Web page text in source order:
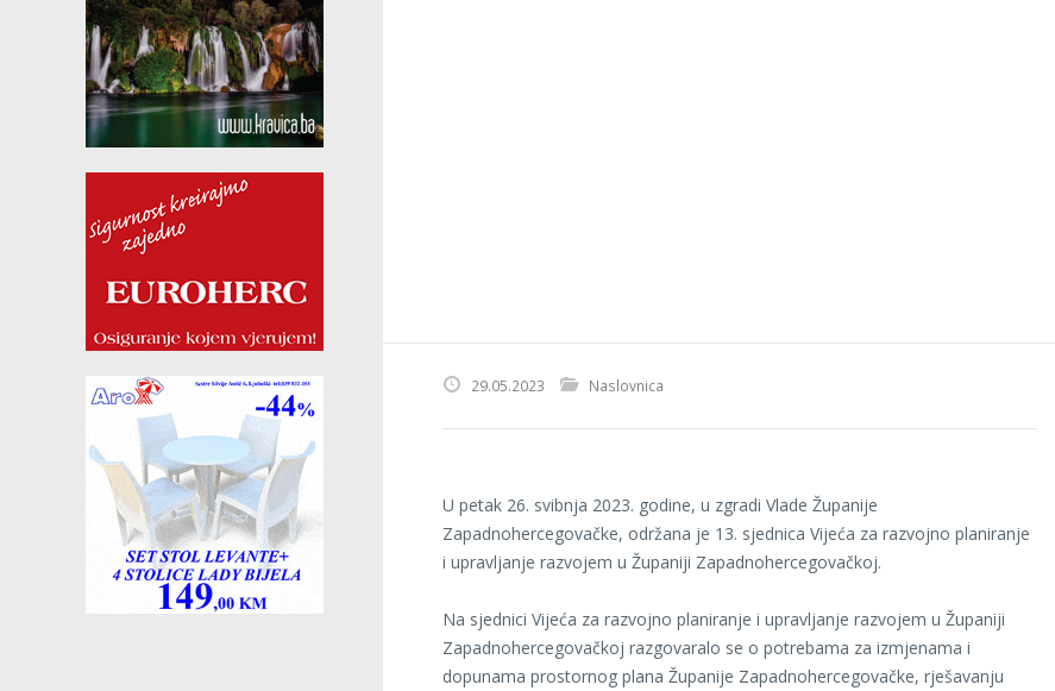
29.05.2023 Naslovnica
U petak 26. svibnja 2023. godine, u zgradi Vlade Županije
Zapadnohercegovačke, održana je 13. sjednica Vijeća za razvojno planiranje
i upravljanje razvojem u Županiji Zapadnohercegovačkoj.
Na sjednici Vijeća za razvojno planiranje i upravljanje razvojem u Županiji
Zapadnohercegovačkoj razgovaralo se o potrebama za izmjenama i
dopunama prostornog plana Županije Zapadnohercegovačke, rješavanju